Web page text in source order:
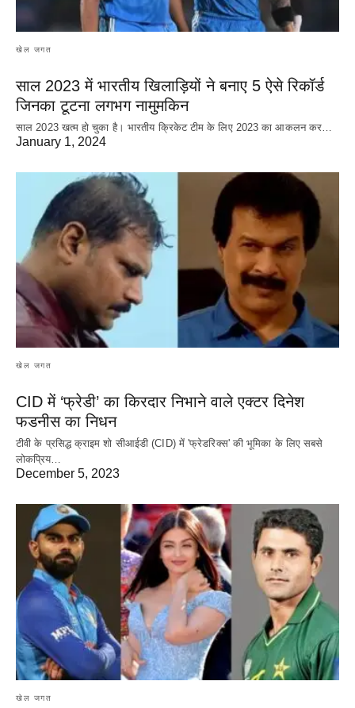
खेल जगत
साल 2023 में भारतीय खिलाड़ियों ने बनाए 5 ऐसे रिकॉर्ड
जिनका टूटना लगभग नामुमकिन
साल 2023 खत्म हो चुका है। भारतीय क्रिकेट‌ टीम के लिए 2023 का आकलन कर…
January 1, 2024
खेल जगत
CID में ‘फ्रेडी’ का किरदार निभाने वाले एक्टर दिनेश
फडनीस का निधन
टीवी के प्रसिद्ध क्राइम शो सीआईडी (CID) में 'फ्रेडरिक्स' की भूमिका के लिए सबसे
लोकप्रिय…
December 5, 2023
खेल जगत